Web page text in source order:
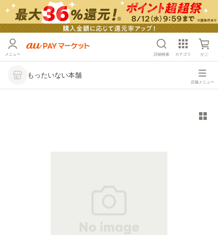
メニュー 詳細検索 カテゴリ かご
もったいない本舗
店舗メニュー